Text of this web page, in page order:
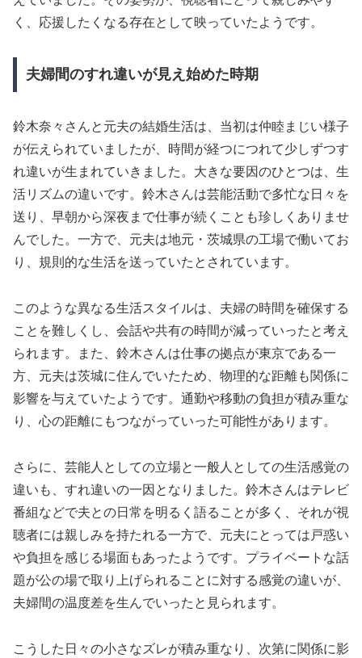
く、応援したくなる存在として映っていたようです。
夫婦間のすれ違いが見え始めた時期
鈴木奈々さんと元夫の結婚生活は、当初は仲睦まじい様子
が伝えられていましたが、時間が経つにつれて少しずつす
れ違いが生まれていきました。大きな要因のひとつは、生
活リズムの違いです。鈴木さんは芸能活動で多忙な日々を
送り、早朝から深夜まで仕事が続くことも珍しくありませ
んでした。一方で、元夫は地元・茨城県の工場で働いてお
り、規則的な生活を送っていたとされています。
このような異なる生活スタイルは、夫婦の時間を確保する
ことを難しくし、会話や共有の時間が減っていったと考え
られます。また、鈴木さんは仕事の拠点が東京である一
方、元夫は茨城に住んでいたため、物理的な距離も関係に
影響を与えていたようです。通勤や移動の負担が積み重な
り、心の距離にもつながっていった可能性があります。
さらに、芸能人としての立場と一般人としての生活感覚の
違いも、すれ違いの一因となりました。鈴木さんはテレビ
番組などで夫との日常を明るく語ることが多く、それが視
聴者には親しみを持たれる一方で、元夫にとっては戸惑い
や負担を感じる場面もあったようです。プライベートな話
題が公の場で取り上げられることに対する感覚の違いが、
夫婦間の温度差を生んでいったと見られます。
こうした日々の小さなズレが積み重なり、次第に関係に影